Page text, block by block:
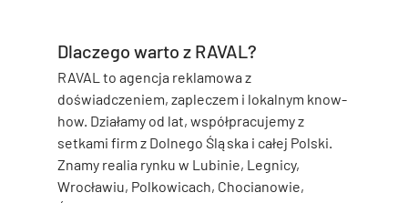
Dlaczego warto z RAVAL?
RAVAL to agencja reklamowa z
doświadczeniem, zapleczem i lokalnym know-
how. Działamy od lat, współpracujemy z
setkami firm z Dolnego Śląska i całej Polski.
Znamy realia rynku w Lubinie, Legnicy,
Wrocławiu, Polkowicach, Chocianowie,